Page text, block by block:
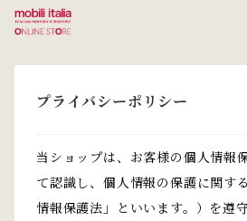
プライバシーポリシー
当ショップは、お客様の個人情報
て認識し、個人情報の保護に関す
情報保護法」といいます。）を遵